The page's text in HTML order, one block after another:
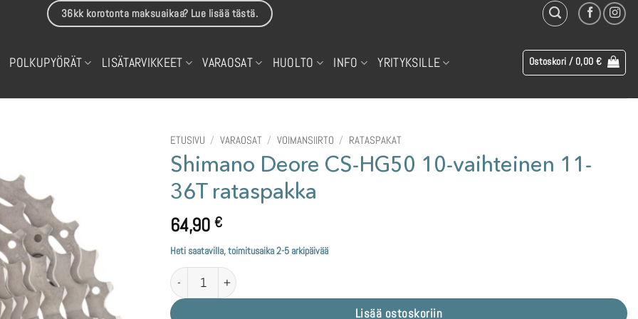
36kk korotonta maksuaikaa? Lue lisää tästä.
POLKUPYÖRÄT LISÄTARVIKKEET VARAOSAT HUOLTO INFO YRITYKSILLE Ostoskori / 0,00 €
ETUSIVU / VARAOSAT / VOIMANSIIRTO / RATASPAKAT
Shimano Deore CS-HG50 10-vaihteinen 11-
36T rataspakka
64,90 €
Heti saatavilla, toimitusaika 2-5 arkipäivää
Shimano Deore CS-HG50 10-vaihteinen 11-36T rataspakka määrä
Lisää ostoskoriin